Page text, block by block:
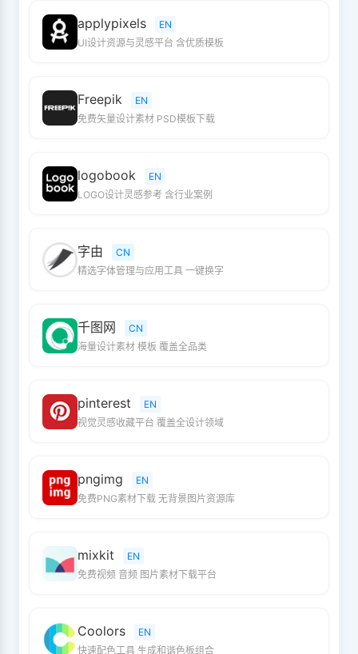
applypixels
EN
UI设计资源与灵感平台 含优质模板
Freepik
EN
免费矢量设计素材 PSD模板下载
logobook
EN
LOGO设计灵感参考 含行业案例
字由
CN
精选字体管理与应用工具 一键换字
千图网
CN
海量设计素材 模板 覆盖全品类
pinterest
EN
视觉灵感收藏平台 覆盖全设计领域
pngimg
EN
免费PNG素材下载 无背景图片资源库
mixkit
EN
免费视频 音频 图片素材下载平台
Coolors
EN
快速配色工具 生成和谐色板组合